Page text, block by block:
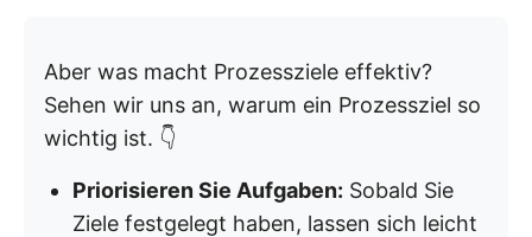
Aber was macht Prozessziele effektiv?
Sehen wir uns an, warum ein Prozessziel so
wichtig ist. 👇
Priorisieren Sie Aufgaben: Sobald Sie
Ziele festgelegt haben, lassen sich leicht